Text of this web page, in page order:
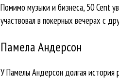
Помимо музыки и бизнеса, 50 Cent
участвовал в покерных вечерах с
Памела Андерсон
У Памелы Андерсон долгая история